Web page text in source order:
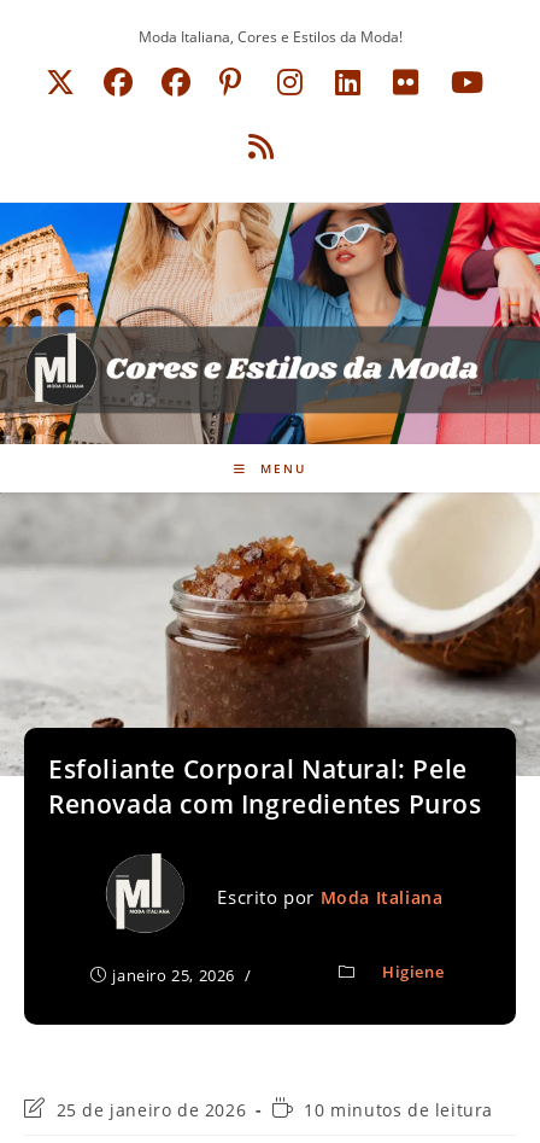
Moda Italiana, Cores e Estilos da Moda!
MENU
Esfoliante Corporal Natural: Pele
Renovada com Ingredientes Puros
Escrito por Moda Italiana
janeiro 25, 2026 Higiene
Última25 de janeiro de 2026
Tempo10 minutos de leitura